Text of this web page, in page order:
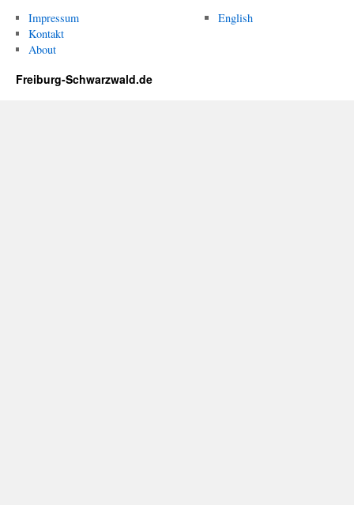
Impressum
Kontakt
About
English
Freiburg-Schwarzwald.de